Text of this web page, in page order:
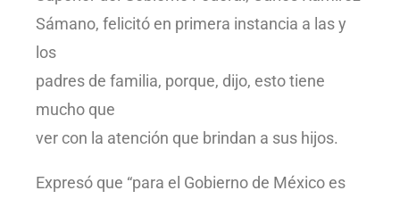
Sámano, felicitó en primera instancia a las y
los
padres de familia, porque, dijo, esto tiene
mucho que
ver con la atención que brindan a sus hijos.
Expresó que “para el Gobierno de México es